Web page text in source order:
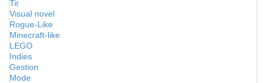
Tir
Visual novel
Rogue-Like
Minecraft-like
LEGO
Indies
Gestion
Mode